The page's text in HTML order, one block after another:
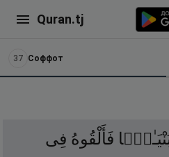
Quran.tj
37 Соффот
فَأَلْقُوهُ فِى